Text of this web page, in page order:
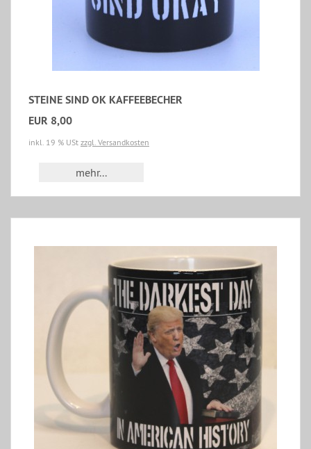
STEINE SIND OK KAFFEEBECHER
EUR 8,00
inkl. 19 % USt zzgl. Versandkosten
mehr...